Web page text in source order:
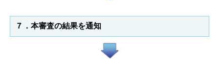
７．本審査の結果を通知